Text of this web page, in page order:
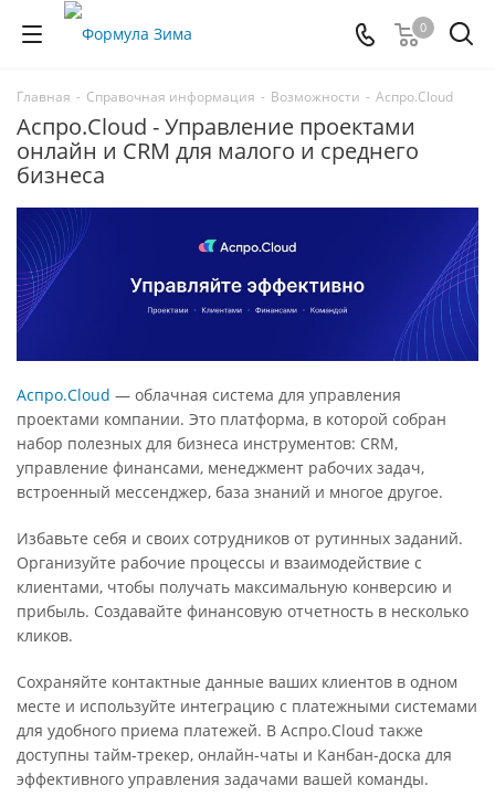
0
Главная - Справочная информация - Возможности - Аспро.Cloud
Аспро.Cloud - Управление проектами
онлайн и CRM для малого и среднего
бизнеса
Аспро.Cloud — облачная система для управления
проектами компании. Это платформа, в которой собран
набор полезных для бизнеса инструментов: CRM,
управление финансами, менеджмент рабочих задач,
встроенный мессенджер, база знаний и многое другое.
Избавьте себя и своих сотрудников от рутинных заданий.
Организуйте рабочие процессы и взаимодействие с
клиентами, чтобы получать максимальную конверсию и
прибыль. Создавайте финансовую отчетность в несколько
кликов.
Сохраняйте контактные данные ваших клиентов в одном
месте и используйте интеграцию с платежными системами
для удобного приема платежей. В Аспро.Cloud также
доступны тайм-трекер, онлайн-чаты и Канбан-доска для
эффективного управления задачами вашей команды.